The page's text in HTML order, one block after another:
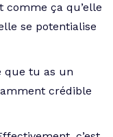
comme ça qu’elle
se potentialise
que tu as un
crédible